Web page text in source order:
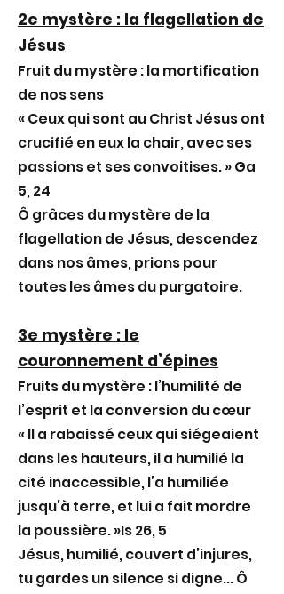
2e mystère : la flagellation de
Jésus
Fruit du mystère : la mortification
de nos sens
« Ceux qui sont au Christ Jésus ont
crucifié en eux la chair, avec ses
passions et ses convoitises. » Ga
5, 24
Ô grâces du mystère de la
flagellation de Jésus, descendez
dans nos âmes, prions pour
toutes les âmes du purgatoire.
3e mystère : le
couronnement d’épines
Fruits du mystère : l’humilité de
l’esprit et la conversion du cœur
« Il a rabaissé ceux qui siégeaient
dans les hauteurs, il a humilié la
cité inaccessible, l’a humiliée
jusqu’à terre, et lui a fait mordre
la poussière. »Is 26, 5
Jésus, humilié, couvert d’injures,
tu gardes un silence si digne... Ô